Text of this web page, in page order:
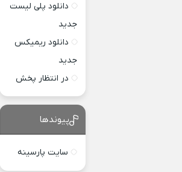
دانلود پلی لیست
جدید
دانلود ریمیکس
جدید
در انتظار پخش
پیوندها
سایت پارسینه